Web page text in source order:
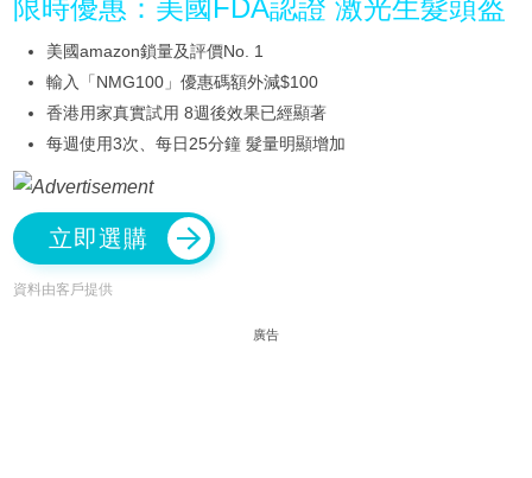
限時優惠：美國FDA認證 激光生髮頭盔
美國amazon鎖量及評價No. 1
輸入「NMG100」優惠碼額外減$100
香港用家真實試用 8週後效果已經顯著
每週使用3次、每日25分鐘 髮量明顯增加
立即選購
資料由客戶提供
廣告